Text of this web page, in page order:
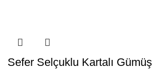
Sefer Selçuklu Kartalı